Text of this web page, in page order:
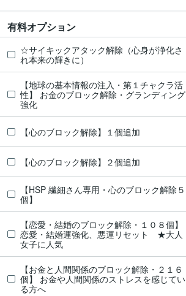
有料オプション
☆サイキックアタック解除（心身が浄化さ
れ本来の輝きに）
【地球の基本情報の注入・第１チャクラ活
性】 お金のブロック解除・グランディング
強化
【心のブロック解除】１個追加
【心のブロック解除】２個追加
【HSP 繊細さん専用・心のブロック解除５
個】
【恋愛・結婚のブロック解除・１０８個】
恋愛・結婚運強化、悪運リセット ★大人
女子に人気
【お金と人間関係のブロック解除・２１６
個】 お金や人間関係のストレスを感じてい
る方へ